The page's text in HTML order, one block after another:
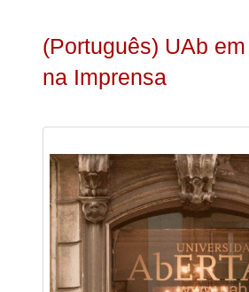
(Português) UAb
na Imprensa